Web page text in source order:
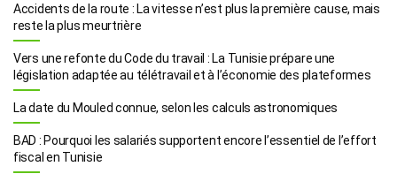
Accidents de la route : La vitesse n’est plus la première cause, mais
reste la plus meurtrière
Vers une refonte du Code du travail : La Tunisie prépare une
législation adaptée au télétravail et à l’économie des plateformes
La date du Mouled connue, selon les calculs astronomiques
BAD : Pourquoi les salariés supportent encore l’essentiel de l’effort
fiscal en Tunisie